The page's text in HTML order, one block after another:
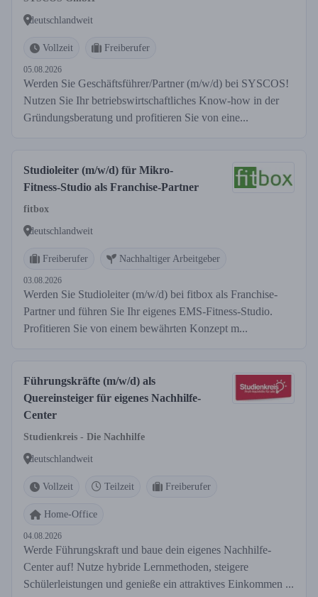
deutschlandweit
Vollzeit Freiberufer
05.08.2026
Werden Sie Geschäftsführer/Partner (m/w/d) bei SYSCOS!
Nutzen Sie Ihr betriebswirtschaftliches Know-how in der
Gründungsberatung und profitieren Sie von eine...
Studioleiter (m/w/d) für Mikro-
Fitness-Studio als Franchise-Partner
fitbox
deutschlandweit
Freiberufer Nachhaltiger Arbeitgeber
03.08.2026
Werden Sie Studioleiter (m/w/d) bei fitbox als Franchise-
Partner und führen Sie Ihr eigenes EMS-Fitness-Studio.
Profitieren Sie von einem bewährten Konzept m...
Führungskräfte (m/w/d) als
Quereinsteiger für eigenes Nachhilfe-
Center
Studienkreis - Die Nachhilfe
deutschlandweit
Vollzeit Teilzeit Freiberufer
Home-Office
04.08.2026
Werde Führungskraft und baue dein eigenes Nachhilfe-
Center auf! Nutze hybride Lernmethoden, steigere
Schülerleistungen und genieße ein attraktives Einkommen ...